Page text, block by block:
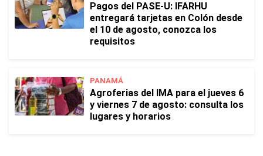
Pagos del PASE-U: IFARHU
entregará tarjetas en Colón desde
el 10 de agosto, conozca los
requisitos
PANAMÁ
Agroferias del IMA para el jueves 6
y viernes 7 de agosto: consulta los
lugares y horarios